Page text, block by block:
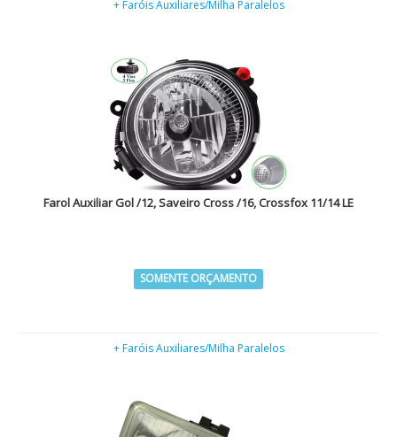
+ Faróis Auxiliares/Milha Paralelos
Farol Auxiliar Gol /12, Saveiro Cross /16, Crossfox 11/14 LE
SOMENTE ORÇAMENTO
+ Faróis Auxiliares/Milha Paralelos